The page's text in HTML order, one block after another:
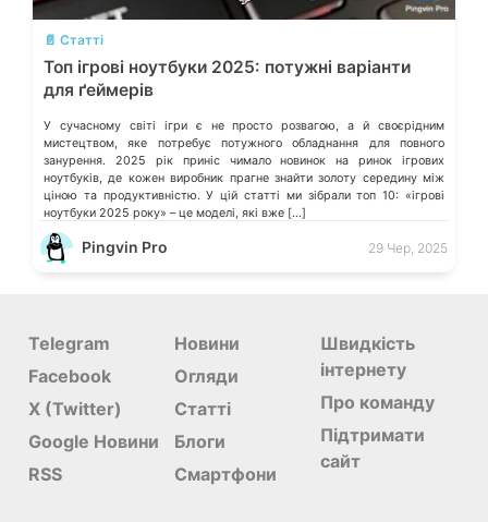
📄 Статті
Топ ігрові ноутбуки 2025: потужні варіанти
для ґеймерів
У сучасному світі ігри є не просто розвагою, а й своєрідним
мистецтвом, яке потребує потужного обладнання для повного
занурення. 2025 рік приніс чимало новинок на ринок ігрових
ноутбуків, де кожен виробник прагне знайти золоту середину між
ціною та продуктивністю. У цій статті ми зібрали топ 10: «ігрові
ноутбуки 2025 року» – це моделі, які вже […]
Pingvin Pro 29 Чер, 2025
Telegram
Facebook
X (Twitter)
Google Новини
RSS
Новини
Огляди
Статті
Блоги
Смартфони
Швидкість
інтернету
Про команду
Підтримати
сайт